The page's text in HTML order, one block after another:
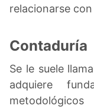
relacionarse
Contaduría
Se le suele
adquiere